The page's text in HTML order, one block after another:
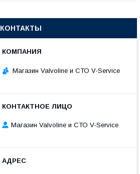
КОНТАКТЫ
Магазин Valvoline и СТО V-Service
Магазин Valvoline и СТО V-Service